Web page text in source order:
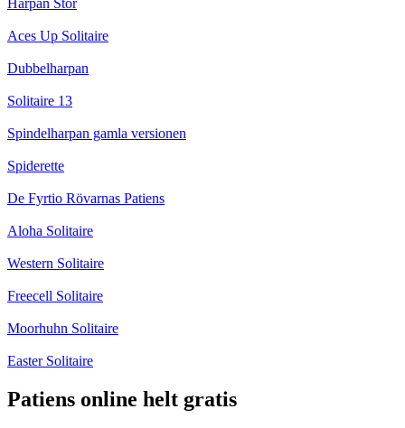
Aces Up Solitaire
Dubbelharpan
Solitaire 13
Spindelharpan gamla versionen
Spiderette
De Fyrtio Rövarnas Patiens
Aloha Solitaire
Western Solitaire
Freecell Solitaire
Moorhuhn Solitaire
Easter Solitaire
Patiens online helt gratis